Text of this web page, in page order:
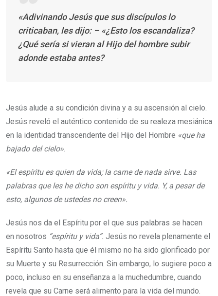
«Adivinando Jesús que sus discípulos lo
criticaban, les dijo: – «¿Esto los escandaliza?
¿Qué sería si vieran al Hijo del hombre subir
adonde estaba antes?
Jesús alude a su condición divina y a su ascensión al cielo.
Jesús reveló el auténtico contenido de su realeza mesiánica
en la identidad transcendente del Hijo del Hombre «que ha
bajado del cielo».
«El espíritu es quien da vida; la carne de nada sirve. Las
palabras que les he dicho son espíritu y vida. Y, a pesar de
esto, algunos de ustedes no creen».
Jesús nos da el Espíritu por el que sus palabras se hacen
en nosotros “espíritu y vida”. Jesús no revela plenamente el
Espíritu Santo hasta que él mismo no ha sido glorificado por
su Muerte y su Resurrección. Sin embargo, lo sugiere poco a
poco, incluso en su enseñanza a la muchedumbre, cuando
revela que su Carne será alimento para la vida del mundo.